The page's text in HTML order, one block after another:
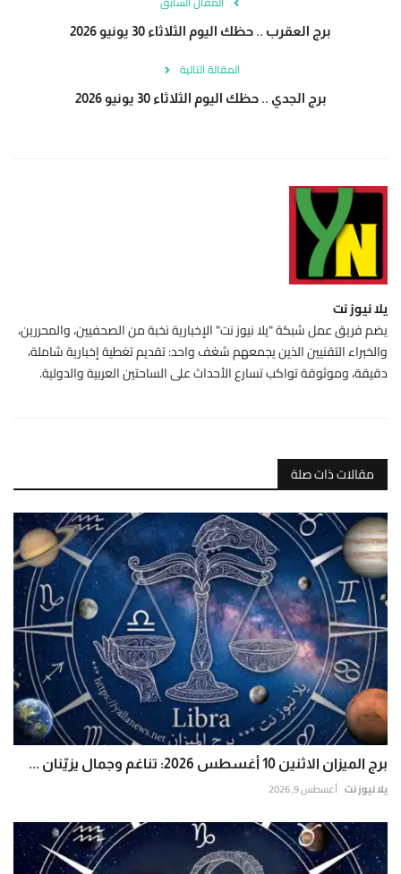
برج العقرب .. حظك اليوم الثلاثاء 30 يونيو 2026
المقالة التالية
برج الجدي .. حظك اليوم الثلاثاء 30 يونيو 2026
يلا نيوز نت
يضم فريق عمل شبكة "يلا نيوز نت" الإخبارية نخبة من الصحفيين، والمحررين،
والخبراء التقنيين الذين يجمعهم شغف واحد: تقديم تغطية إخبارية شاملة،
دقيقة، وموثوقة تواكب تسارع الأحداث على الساحتين العربية والدولية.
مقالات ذات صلة
برج الميزان الاثنين 10 أغسطس 2026: تناغم وجمال يزيّنان ...
يلا نيوز نت أغسطس 9, 2026